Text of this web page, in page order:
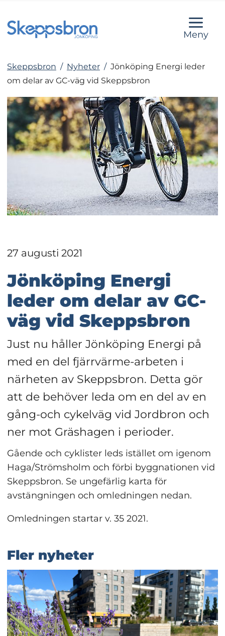
Meny
Skeppsbron / Nyheter / Jönköping Energi leder
om delar av GC-väg vid Skeppsbron
27 augusti 2021
Jönköping Energi
leder om delar av GC-
väg vid Skeppsbron
Just nu håller Jönköping Energi på
med en del fjärrvärme-arbeten i
närheten av Skeppsbron. Detta gör
att de behöver leda om en del av en
gång-och cykelväg vid Jordbron och
ner mot Gräshagen i perioder.
Gående och cyklister leds istället om igenom
Haga/Strömsholm och förbi byggnationen vid
Skeppsbron. Se ungefärlig karta för
avstängningen och omledningen nedan.
Omledningen startar v. 35 2021.
Fler nyheter